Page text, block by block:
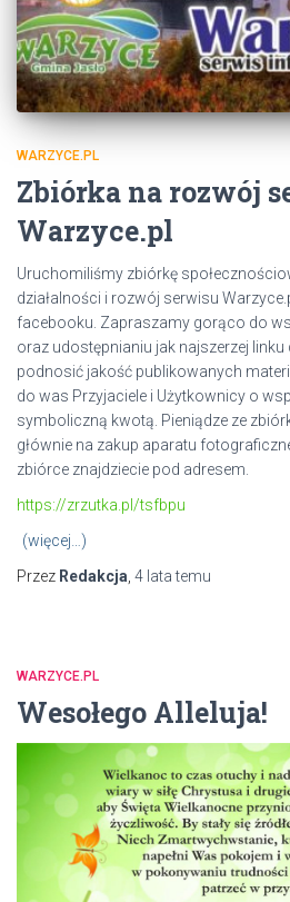
WARZYCE.PL
Zbiórka na rozwój
Warzyce.pl
Uruchomiliśmy zbiórkę
działalności i rozwój serwisu
facebooku. Zapraszamy gorąco do
oraz udostępnianiu jak najszerzej
podnosić jakość publikowanych
do was Przyjaciele i Użytkownicy o
symboliczną kwotą. Pieniądze ze
głównie na zakup aparatu
zbiórce znajdziecie pod adresem.
https://zrzutka.pl/tsfbpu
(więcej…)
Przez Redakcja 4 latatemu
WARZYCE.PL
Wesołego Alleluja!